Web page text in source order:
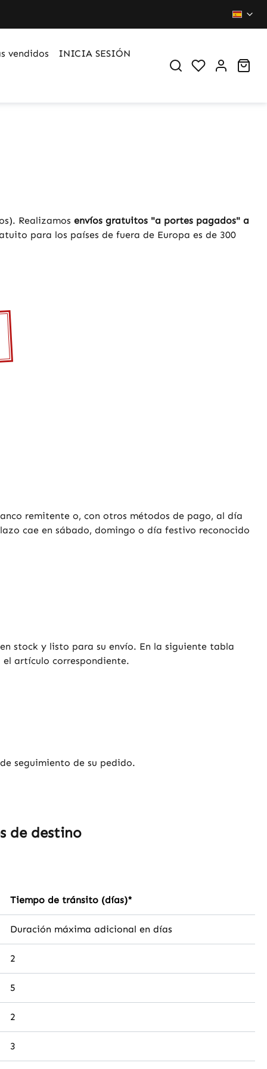
vendidos INICIA SESIÓN
Du hast 0
Realizamos envíos gratuitos "a portes pagados" a
para los países de fuera de Europa es de 300
remitente o, con otros métodos de pago, al día
cae en sábado, domingo o día festivo reconocido
stock y listo para su envío. En la siguiente tabla
artículo correspondiente.
seguimiento de su pedido.
de destino
Tiempo de tránsito (días)*
Duración máxima adicional en días
2
5
2
3